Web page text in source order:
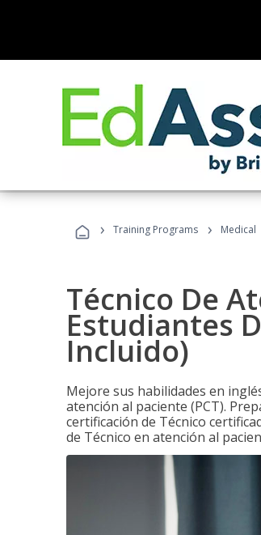
› Training Programs › Medical
Técnico De
Estudiantes
Incluido)
Mejore sus habilidades en
atención al paciente (PCT).
certificación de Técnico
de Técnico en atención al